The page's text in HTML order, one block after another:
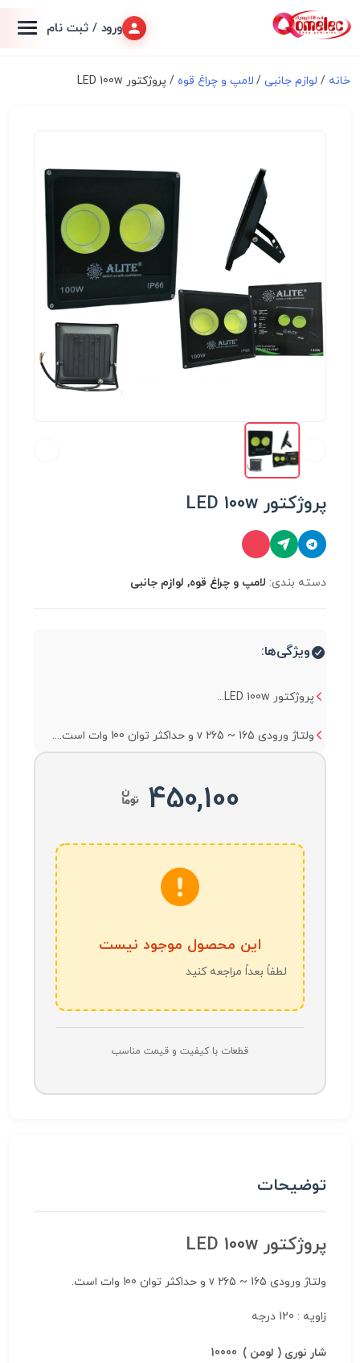
ورود / ثبت نام
خانه / لوازم جانبی/ لامپ و چراغ قوه/ پروژکتور LED 100w
پروژکتور LED 100w
دسته بندی: لامپ و چراغ قوه, لوازم جانبی
ویژگی‌ها:
پروژکتور LED 100w...
ولتاژ ورودی 165 ~ 265 v و حداکثر توان 100 وات است....
450,100
این محصول موجود نیست
لطفاً بعداً مراجعه کنید
قطعات با کیفیت و قیمت مناسب
توضیحات
پروژکتور LED 100w
ولتاژ ورودی 165 ~ 265 v و حداکثر توان 100 وات است.
زاویه : 120 درجه
شار نوری ( لومن ) 10000